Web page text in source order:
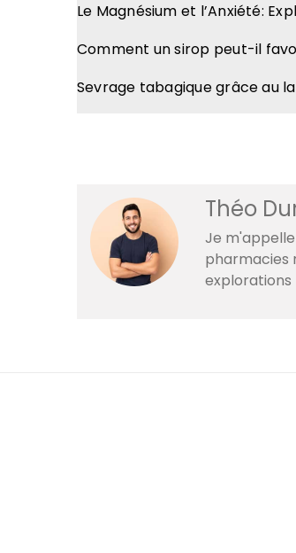
Le Magnésium et l’Anxiété:
Comment un sirop peut-il
Sevrage tabagique grâce au
Théo
Je
pharmacies